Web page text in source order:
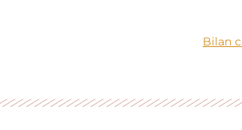
Bilan